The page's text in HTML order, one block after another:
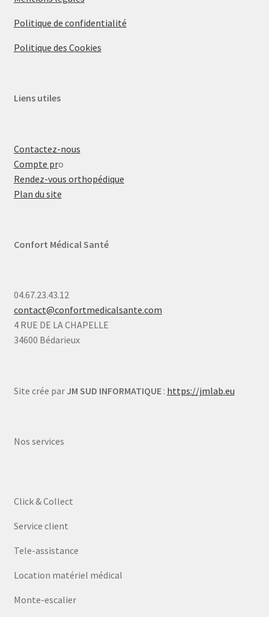
Politique de confidentialité
Politique des Cookies
Liens utiles
Contactez-nous
Compte pro
Rendez-vous orthopédique
Plan du site
Confort Médical Santé
04.67.23.43.12
contact@confortmedicalsante.com
4 RUE DE LA CHAPELLE
34600 Bédarieux
Site crée par JM SUD INFORMATIQUE: https://jmlab.eu
Nos services
Click & Collect
Service client
Tele-assistance
Location matériel médical
Monte-escalier